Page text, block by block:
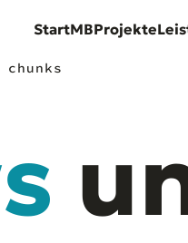
StartMBProjekte
chunks